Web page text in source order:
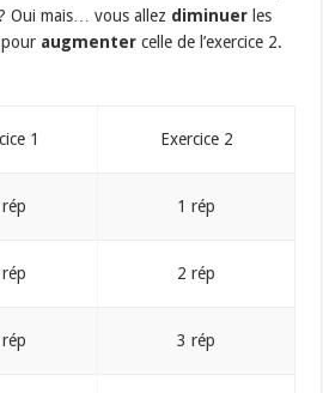
Oui mais… vous allez diminuer les
pour augmenter celle de l’exercice 2.
1 Exercice 2
1 rép
2 rép
3 rép